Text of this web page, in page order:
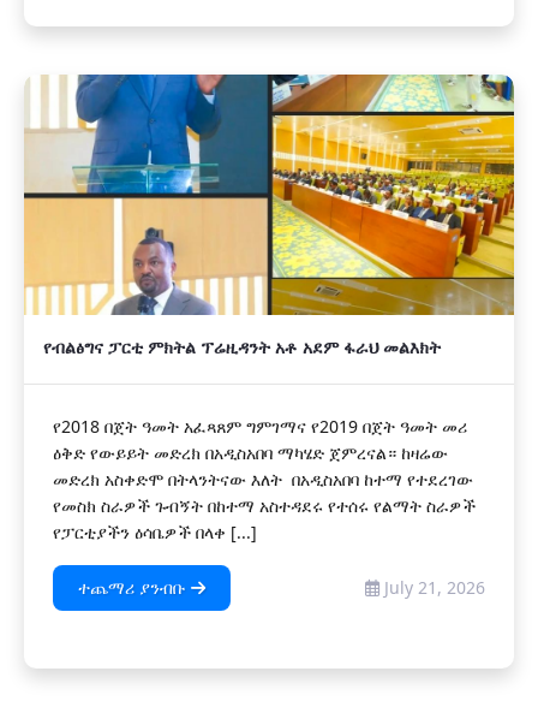
የብልፅግና ፓርቲ ምክትል ፕሬዚዳንት አቶ አደም ፋራህ መልእክት
የ2018 በጀት ዓመት አፈጻጸም ግምገማና የ2019 በጀት ዓመት መሪ
ዕቅድ የውይይት መድረክ በአዲስአበባ ማካሄድ ጀምረናል። ከዛሬው
መድረክ አስቀድሞ በትላንትናው እለት በአዲስአበባ ከተማ የተደረገው
የመስክ ስራዎች ጉብኝት በከተማ አስተዳደሩ የተሰሩ የልማት ስራዎች
የፓርቲያችን ዕሳቤዎች በላቀ [...]
ተጨማሪ ያንብቡ July 21, 2026